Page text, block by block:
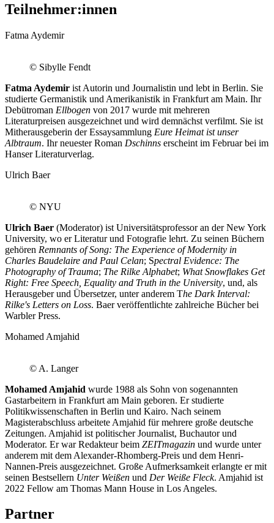
Teilnehmer:innen
Fatma Aydemir
© Sibylle Fendt
Fatma Aydemir ist Autorin und Journalistin und lebt in Berlin. Sie
studierte Germanistik und Amerikanistik in Frankfurt am Main. Ihr
Debütroman Ellbogen von 2017 wurde mit mehreren
Literaturpreisen ausgezeichnet und wird demnächst verfilmt. Sie ist
Mitherausgeberin der Essaysammlung Eure Heimat ist unser
Albtraum. Ihr neuester Roman Dschinns erscheint im Februar bei im
Hanser Literaturverlag.
Ulrich Baer
© NYU
Ulrich Baer (Moderator) ist Universitätsprofessor an der New York
University, wo er Literatur und Fotografie lehrt. Zu seinen Büchern
gehören Remnants of Song: The Experience of Modernity in
Charles Baudelaire and Paul Celan; Spectral Evidence: The
Photography of Trauma; The Rilke Alphabet; What Snowflakes Get
Right: Free Speech, Equality and Truth in the University, und, als
Herausgeber und Übersetzer, unter anderem The Dark Interval:
Rilke's Letters on Loss. Baer veröffentlichte zahlreiche Bücher bei
Warbler Press.
Mohamed Amjahid
© A. Langer
Mohamed Amjahid wurde 1988 als Sohn von sogenannten
Gastarbeitern in Frankfurt am Main geboren. Er studierte
Politikwissenschaften in Berlin und Kairo. Nach seinem
Magisterabschluss arbeitete Amjahid für mehrere große deutsche
Zeitungen. Amjahid ist politischer Journalist, Buchautor und
Moderator. Er war Redakteur beim ZEITmagazin und wurde unter
anderem mit dem Alexander-Rhomberg-Preis und dem Henri-
Nannen-Preis ausgezeichnet. Große Aufmerksamkeit erlangte er mit
seinen Bestsellern Unter Weißen und Der Weiße Fleck. Amjahid ist
2022 Fellow am Thomas Mann House in Los Angeles.
Partner